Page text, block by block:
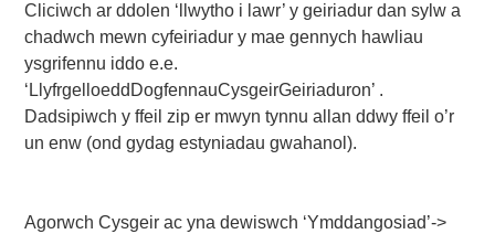
Cliciwch ar ddolen ‘llwytho i lawr’ y geiriadur dan sylw a
chadwch mewn cyfeiriadur y mae gennych hawliau
ysgrifennu iddo e.e.
‘LlyfrgelloeddDogfennauCysgeirGeiriaduron’ .
Dadsipiwch y ffeil zip er mwyn tynnu allan ddwy ffeil o’r
un enw (ond gydag estyniadau gwahanol).
Agorwch Cysgeir ac yna dewiswch ‘Ymddangosiad’->